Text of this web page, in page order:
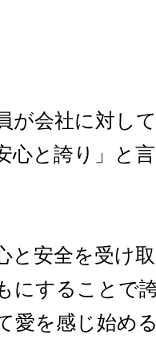
が会社に対し
心と誇り」と
と安全を受け
にすることで
愛を感じ始め